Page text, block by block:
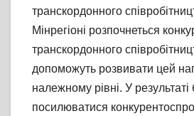
транскордонного
Мінрегіоні розпочнеться
транскордонного
допоможуть розвивати цей
належному рівні. У результаті
посилюватися